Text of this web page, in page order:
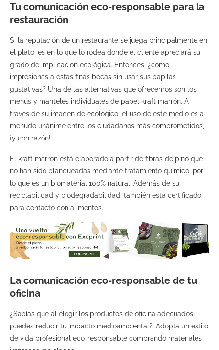
Tu comunicación eco-responsable para la
restauración
Si la reputación de un restaurante se juega principalmente en
el plato, es en lo que lo rodea donde el cliente apreciará su
grado de implicación ecológica. Entonces, ¿cómo
impresionas a estas finas bocas sin usar sus papilas
gustativas? Una de las alternativas que ofrecemos son los
menús y manteles individuales de papel kraft marrón. A
través de su imagen de ecológico, el uso de este medio es a
menudo unánime entre los ciudadanos más comprometidos,
¡y con razón!
El kraft marrón está elaborado a partir de fibras de pino que
no han sido blanqueadas mediante tratamiento químico, por
lo que es un biomaterial 100% natural. Además de su
reciclabilidad y biodegradabilidad, también está certificado
para contacto con alimentos.
La comunicación eco-responsable de tu
oficina
¿Sabías que al elegir los productos de oficina adecuados,
puedes reducir tu impacto medioambiental?. Adopta un estilo
de vida profesional eco-responsable comprando materiales